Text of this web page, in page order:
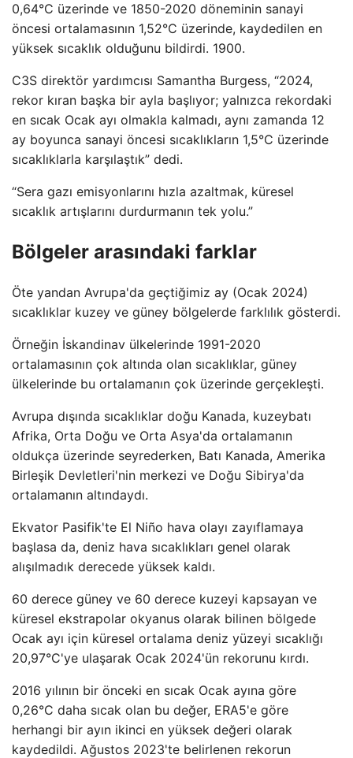
0,64°C üzerinde ve 1850-2020 döneminin sanayi
öncesi ortalamasının 1,52°C üzerinde, kaydedilen en
yüksek sıcaklık olduğunu bildirdi. 1900.
C3S direktör yardımcısı Samantha Burgess, “2024,
rekor kıran başka bir ayla başlıyor; yalnızca rekordaki
en sıcak Ocak ayı olmakla kalmadı, aynı zamanda 12
ay boyunca sanayi öncesi sıcaklıkların 1,5°C üzerinde
sıcaklıklarla karşılaştık” dedi.
“Sera gazı emisyonlarını hızla azaltmak, küresel
sıcaklık artışlarını durdurmanın tek yolu.”
Bölgeler arasındaki farklar
Öte yandan Avrupa'da geçtiğimiz ay (Ocak 2024)
sıcaklıklar kuzey ve güney bölgelerde farklılık gösterdi.
Örneğin İskandinav ülkelerinde 1991-2020
ortalamasının çok altında olan sıcaklıklar, güney
ülkelerinde bu ortalamanın çok üzerinde gerçekleşti.
Avrupa dışında sıcaklıklar doğu Kanada, kuzeybatı
Afrika, Orta Doğu ve Orta Asya'da ortalamanın
oldukça üzerinde seyrederken, Batı Kanada, Amerika
Birleşik Devletleri'nin merkezi ve Doğu Sibirya'da
ortalamanın altındaydı.
Ekvator Pasifik'te El Niño hava olayı zayıflamaya
başlasa da, deniz hava sıcaklıkları genel olarak
alışılmadık derecede yüksek kaldı.
60 derece güney ve 60 derece kuzeyi kapsayan ve
küresel ekstrapolar okyanus olarak bilinen bölgede
Ocak ayı için küresel ortalama deniz yüzeyi sıcaklığı
20,97°C'ye ulaşarak Ocak 2024'ün rekorunu kırdı.
2016 yılının bir önceki en sıcak Ocak ayına göre
0,26°C daha sıcak olan bu değer, ERA5'e göre
herhangi bir ayın ikinci en yüksek değeri olarak
kaydedildi. Ağustos 2023'te belirlenen rekorun